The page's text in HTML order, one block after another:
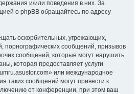
и/или поведения в них. За
о phpBB обращайтесь по адресу
оскорбительных, угрожающих,
порнографических сообщений, призывов
сообщений, которые могут нарушить
которая предоставляет услуги
или международное
таких сообщений могут привести к
от конференции, при этом ваш